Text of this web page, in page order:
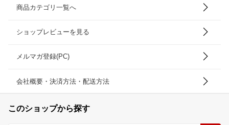
商品カテゴリ一覧へ
ショップレビューを見る
メルマガ登録(PC)
会社概要・決済方法・配送方法
このショップから探す